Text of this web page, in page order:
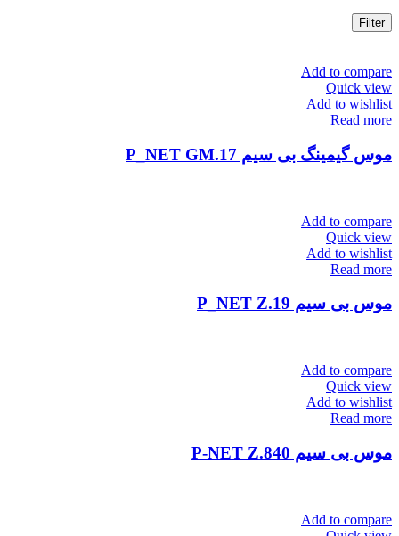
Filter
Add to compare
Quick view
Add to wishlist
Read more
موس گیمینگ بی سیم P_NET GM.17
Add to compare
Quick view
Add to wishlist
Read more
موس بی سیم P_NET Z.19
Add to compare
Quick view
Add to wishlist
Read more
موس بی سیم P-NET Z.840
Add to compare